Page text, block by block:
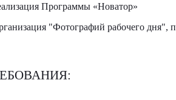
Программы «Новатор»
"Фотографий рабочего дня",